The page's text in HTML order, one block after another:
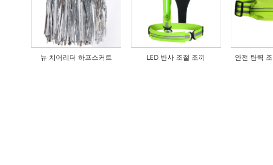
뉴 치어리더 하프스커트 LED 반사 조절 조끼 안전 탄력